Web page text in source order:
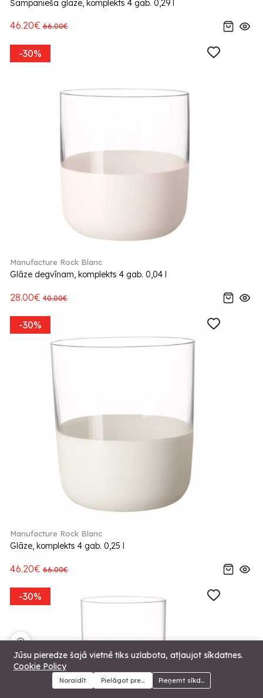
Menu Kategorijas Meklēt Grozs
Šampanieša glāze, komplekts 4 gab. 0,29 l
46.20€ 66.00€
-30%
Manufacture Rock Blanc
Glāze degvīnam, komplekts 4 gab. 0,04 l
28.00€ 40.00€
-30%
Manufacture Rock Blanc
Glāze, komplekts 4 gab. 0,25 l
46.20€ 66.00€
-30%
Jūsu pieredze šajā vietnē tiks uzlabota, atļaujot sīkdatnes.
Cookie Policy
Noraidīt Pielāgot preferencesPieņemt sīkdatnes
🍪